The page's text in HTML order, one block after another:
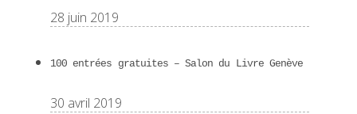
28 juin 2019
100 entrées gratuites – Salon du Livre Genève
30 avril 2019